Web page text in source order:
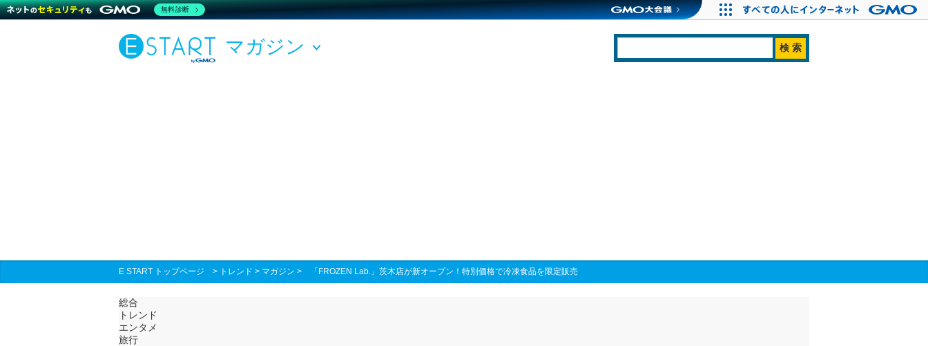
マガジン
E START トップページ > トレンド > マガジン > 「FROZEN Lab.」茨木店が新オープン！特別価格で冷凍食品を限定販売
総合
トレンド
エンタメ
旅行
無料診断